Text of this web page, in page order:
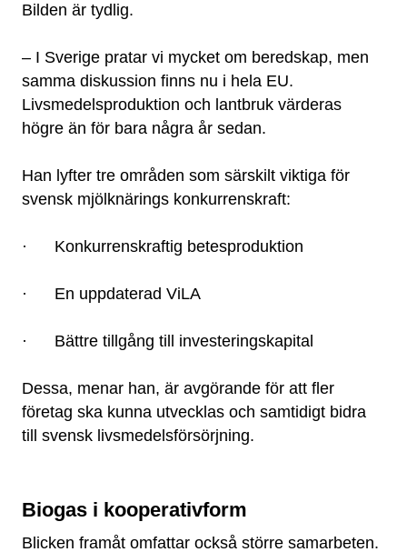
Bilden är tydlig.
– I Sverige pratar vi mycket om beredskap, men
samma diskussion finns nu i hela EU.
Livsmedelsproduktion och lantbruk värderas
högre än för bara några år sedan.
Han lyfter tre områden som särskilt viktiga för
svensk mjölknärings konkurrenskraft:
· Konkurrenskraftig betesproduktion
· En uppdaterad ViLA
· Bättre tillgång till investeringskapital
Dessa, menar han, är avgörande för att fler
företag ska kunna utvecklas och samtidigt bidra
till svensk livsmedelsförsörjning.
Biogas i kooperativform
Blicken framåt omfattar också större samarbeten.